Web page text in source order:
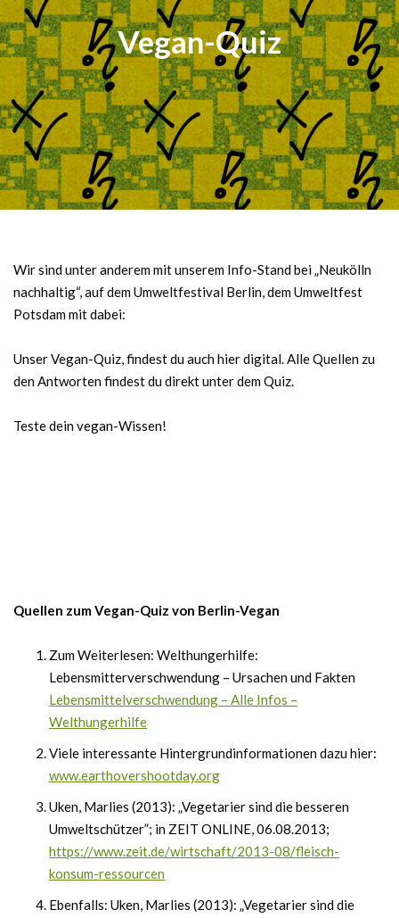
Vegan-Quiz
Wir sind unter anderem mit unserem Info-Stand bei „Neukölln
nachhaltig“, auf dem Umweltfestival Berlin, dem Umweltfest
Potsdam mit dabei:
Unser Vegan-Quiz, findest du auch hier digital. Alle Quellen zu
den Antworten findest du direkt unter dem Quiz.
Teste dein vegan-Wissen!
Quellen zum Vegan-Quiz von Berlin-Vegan
Zum Weiterlesen: Welthungerhilfe:
Lebensmitterverschwendung – Ursachen und Fakten
Lebensmittelverschwendung – Alle Infos –
Welthungerhilfe
Viele interessante Hintergrundinformationen dazu hier:
www.earthovershootday.org
Uken, Marlies (2013): „Vegetarier sind die besseren
Umweltschützer”; in ZEIT ONLINE, 06.08.2013;
https://www.zeit.de/wirtschaft/2013-08/fleisch-
konsum-ressourcen
Ebenfalls: Uken, Marlies (2013): „Vegetarier sind die